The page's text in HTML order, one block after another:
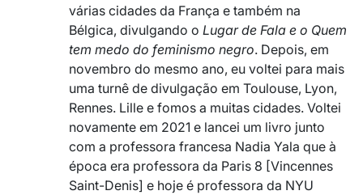
várias cidades da França e também na
Bélgica, divulgando o Lugar de Fala e o Quem
tem medo do feminismo negro. Depois, em
novembro do mesmo ano, eu voltei para mais
uma turnê de divulgação em Toulouse, Lyon,
Rennes. Lille e fomos a muitas cidades. Voltei
novamente em 2021 e lancei um livro junto
com a professora francesa Nadia Yala que à
época era professora da Paris 8 [Vincennes
Saint-Denis] e hoje é professora da NYU